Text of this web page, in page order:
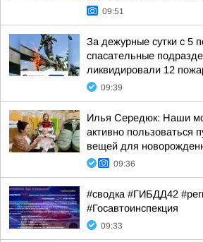
09:51
За дежурные сутки с 5
спасательные
ликвидировали 12
09:39
Илья Середюк: Наши
активно пользоваться
вещей для
09:36
#сводка #ГИБДД42
#Госавтоинспекция
09:33